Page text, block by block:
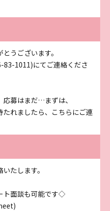
うございます。
83-1011)にてご連絡くださ
募はまだ…まずは、
たれましたら、こちらにご連
たします。
ト面談も可能です◇